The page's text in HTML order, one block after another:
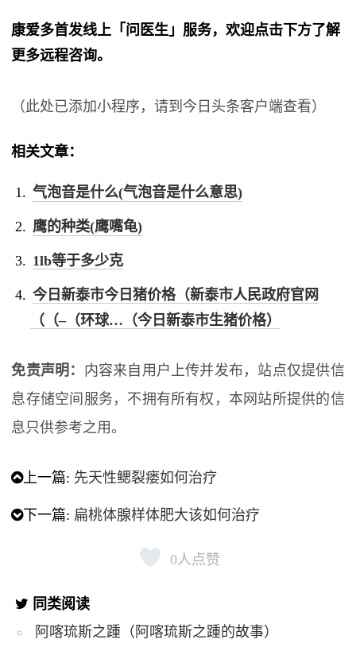
康爱多首发线上「问医生」服务，欢迎点击下方了解
更多远程咨询。
（此处已添加小程序，请到今日头条客户端查看）
相关文章：
气泡音是什么(气泡音是什么意思)
鹰的种类(鹰嘴龟)
1lb等于多少克
今日新泰市今日猪价格（新泰市人民政府官网
（（–（环球…（今日新泰市生猪价格）
免责声明： 内容来自用户上传并发布，站点仅提供信
息存储空间服务，不拥有所有权，本网站所提供的信
息只供参考之用。
上一篇: 先天性鳃裂瘘如何治疗
下一篇: 扁桃体腺样体肥大该如何治疗
0 人点赞
同类阅读
阿喀琉斯之踵（阿喀琉斯之踵的故事）